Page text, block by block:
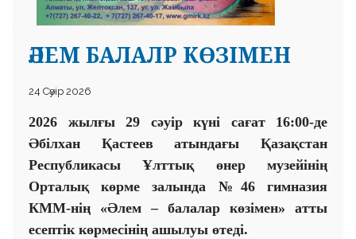
ӘЛЕМ БАЛАЛР КӨЗІМЕН
24 Сәуір 2026
2026 жылғы 29 сәуір күні сағат 16:00-де
Әбілхан Қастеев атындағы Қазақстан
Республикасы Ұлттық өнер музейінің
Орталық көрме залында №46 гимназия
КММ-нің «Әлем – балалар көзімен» атты
есептік көрмесінің ашылуы өтеді.